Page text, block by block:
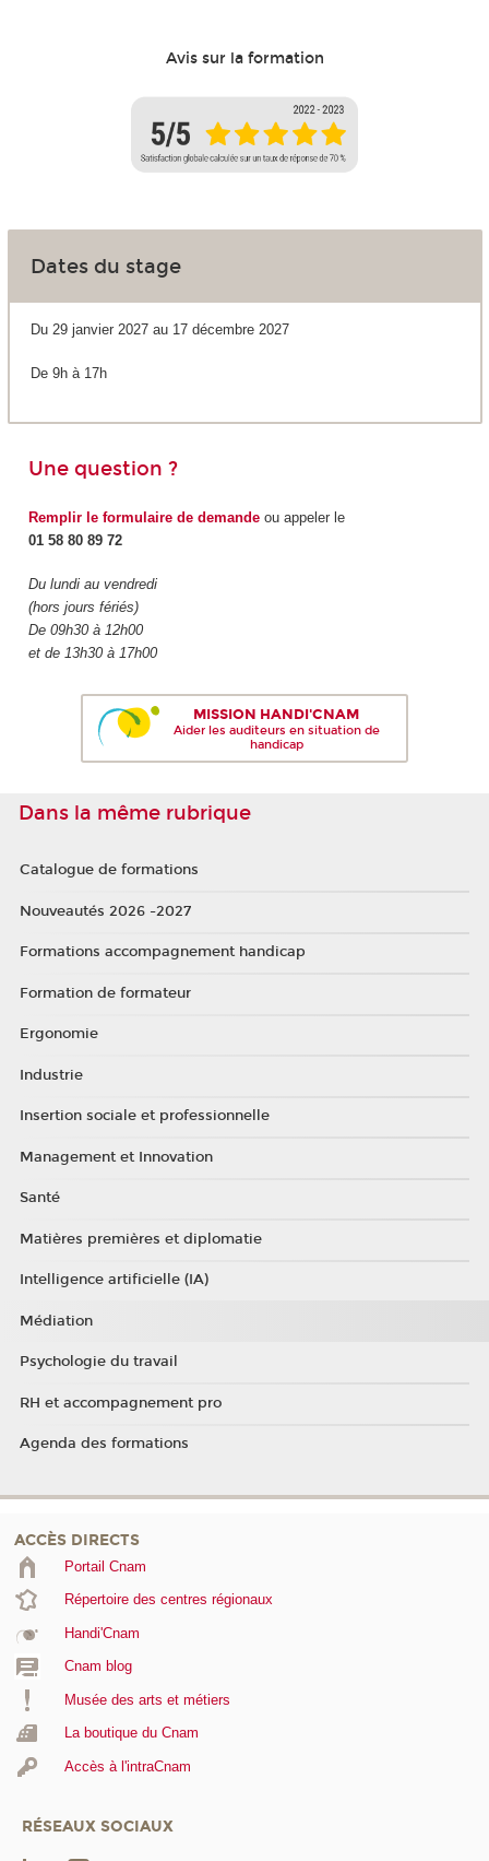
Avis sur la formation
Dates du stage
Du 29 janvier 2027 au 17 décembre 2027
De 9h à 17h
Une question ?
Remplir le formulaire de demandeou appeler le
01 58 80 89 72
Du lundi au vendredi
(hors jours fériés)
De 09h30 à 12h00
et de 13h30 à 17h00
MISSION HANDI'CNAM
Aider les auditeurs en situation de
handicap
Dans la même rubrique
Catalogue de formations
Nouveautés 2026 -2027
Formations accompagnement handicap
Formation de formateur
Ergonomie
Industrie
Insertion sociale et professionnelle
Management et Innovation
Santé
Matières premières et diplomatie
Intelligence artificielle (IA)
Médiation
Psychologie du travail
RH et accompagnement pro
Agenda des formations
ACCÈS DIRECTS
Portail Cnam
Répertoire des centres régionaux
Handi'Cnam
Cnam blog
Musée des arts et métiers
La boutique du Cnam
Accès à l'intraCnam
RÉSEAUX SOCIAUX